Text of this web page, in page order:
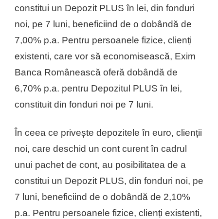
constitui un Depozit PLUS în lei, din fonduri
noi, pe 7 luni, beneficiind de o dobândă de
7,00% p.a. Pentru persoanele fizice, clienți
existenti, care vor să economisească, Exim
Banca Românească oferă dobândă de
6,70% p.a. pentru Depozitul PLUS în lei,
constituit din fonduri noi pe 7 luni.
În ceea ce privește depozitele în euro, clienții
noi, care deschid un cont curent în cadrul
unui pachet de cont, au posibilitatea de a
constitui un Depozit PLUS, din fonduri noi, pe
7 luni, beneficiind de o dobândă de 2,10%
p.a. Pentru persoanele fizice, clienți existenti,